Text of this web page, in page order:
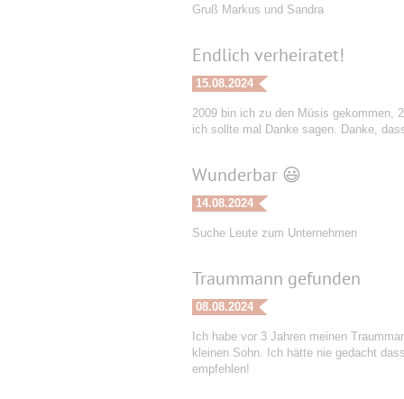
Gruß Markus und Sandra
Endlich verheiratet!
15.08.2024
2009 bin ich zu den Müsis gekommen,
ich sollte mal Danke sagen. Danke,
Wunderbar 😃
14.08.2024
Suche Leute zum Unternehmen
Traummann gefunden
08.08.2024
Ich habe vor 3 Jahren meinen
kleinen Sohn. Ich hätte nie gedacht
empfehlen!